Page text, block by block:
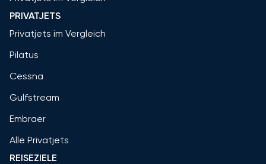
PRIVATJETS
Privatjets im Vergleich
Pilatus
Cessna
Gulfstream
Embraer
Alle Privatjets
REISEZIELE